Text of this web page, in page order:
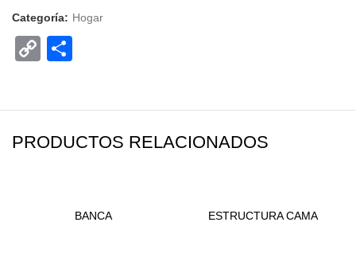
Categoría: Hogar
Copy
PRODUCTOS RELACIONADOS
BANCA ESTRUCTURA CAMA